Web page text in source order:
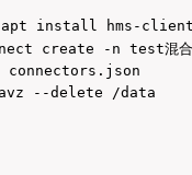
apt install hms-
create -n test混合
connectors.json
--delete /data